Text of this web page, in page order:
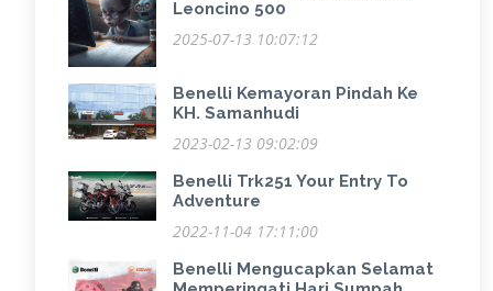
Leoncino 500
2025-07-13 10:07:12
Benelli Kemayoran Pindah Ke
KH. Samanhudi
2023-02-13 09:02:09
Benelli Trk251 Your Entry To
Adventure
2022-11-04 17:11:00
Benelli Mengucapkan Selamat